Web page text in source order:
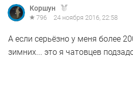
Коршун
796 24 ноября 2016, 22:58
А если серьёзно у меня более
зимних... это я чатовцев